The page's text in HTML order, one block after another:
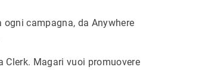
campagna, da Anywhere
Magari vuoi promuovere